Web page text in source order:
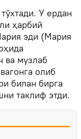
У ердан
ҳарбий
эди (Мария
ва музлаб
олиб
билан бирга
таклиф этди.